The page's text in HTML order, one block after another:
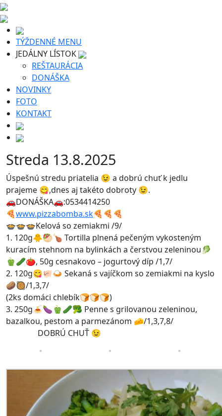
TÝŽDENNÉ MENU
JEDÁLNY LÍSTOK
REŠTAURÁCIA
DONÁŠKA
NOVINKY
FOTO
KONTAKT
Streda 13.8.2025
Úspešnú stredu priatelia 😉 a dobrú chuť k jedlu
prajeme 😋,dnes aj takéto dobroty 😉.
🚗DONÁŠKA🚗:0534414250
🍕www.pizzabomba.sk🍕🍕🍕
🍲🍲🍲Kelová so zemiakmi /9/
1. 120g🐥🥙🍗 Tortilla plnená pečeným vykosteným
kuracím stehnom na bylinkách a čerstvou zeleninou🥬
🫑🥒🍅, 50g cesnakovo – jogurtový díp /1,7/
2. 120g😋🐖🍛 Sekaná s vajíčkom so zemiakmi na kyslo
🥔🥘/1,3,7/
(2ks domáci chlebík🍞🍞🍞)
3. 250g🍝🍆🫑🥒🥦 Penne s grilovanou zeleninou,
bazalkou, pestom a parmezánom 🧀/1,3,7,8/
DOBRÚ CHUŤ 😉